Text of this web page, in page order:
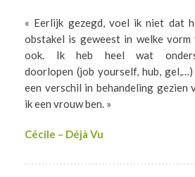
« Eerlijk gezegd, voel ik niet dat
obstakel is geweest in welke vorm
ook. Ik heb heel wat
doorlopen (job yourself, hub,
een verschil in behandeling
ik een vrouw ben. »
Cécile – Déjà Vu